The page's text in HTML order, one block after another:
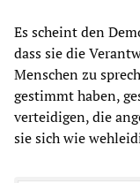
Es scheint den
dass sie die
Menschen zu
gestimmt haben,
verteidigen, die
sie sich wie